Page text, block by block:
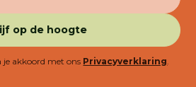
je akkoord met ons Privacyverklaring.